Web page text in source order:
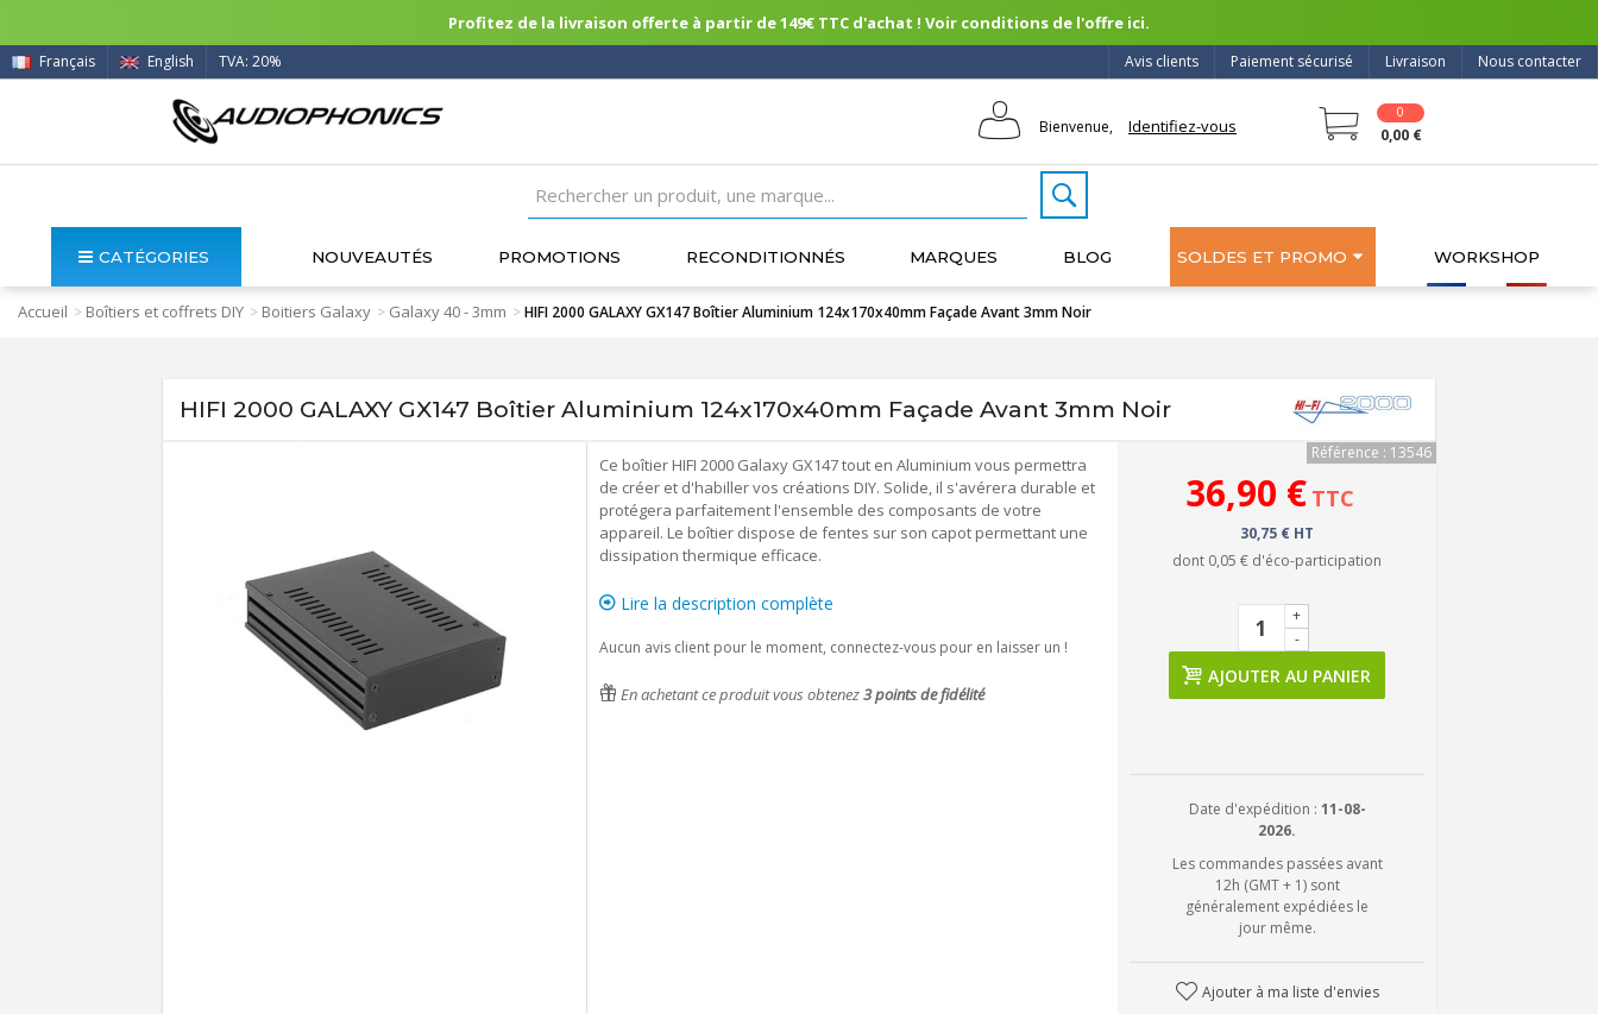
Profitez de la livraison offerte à partir de 149€ TTC d'achat ! Voir conditions de l'offre ici.
Nous contacter
Livraison
Paiement sécurisé
Avis clients
Français English TVA: 20%
Bienvenue, Identifiez-vous
0
0,00 €
CATÉGORIES NOUVEAUTÉS PROMOTIONS RECONDITIONNÉS MARQUES BLOG SOLDES ET PROMO WORKSHOP
Accueil > Boîtiers et coffrets DIY > Boitiers Galaxy > Galaxy 40 - 3mm >HIFI 2000 GALAXY GX147 Boîtier Aluminium 124x170x40mm Façade Avant 3mm Noir
HIFI 2000 GALAXY GX147 Boîtier Aluminium 124x170x40mm Façade Avant 3mm Noir
Ce boîtier HIFI 2000 Galaxy GX147 tout en Aluminium vous permettra
de créer et d'habiller vos créations DIY. Solide, il s'avérera durable et
protégera parfaitement l'ensemble des composants de votre
appareil. Le boîtier dispose de fentes sur son capot permettant une
dissipation thermique efficace.
Lire la description complète
Aucun avis client pour le moment, connectez-vous pour en laisser un !
En achetant ce produit vous obtenez3points de fidélité
Référence : 13546
36,90 € TTC
30,75 € HT
dont 0,05 € d'éco-participation
-
+
AJOUTER AU PANIER
Date d'expédition : 11-08-
2026.
Les commandes passées avant
12h (GMT + 1) sont
généralement expédiées le
jour même.
Ajouter à ma liste d'envies